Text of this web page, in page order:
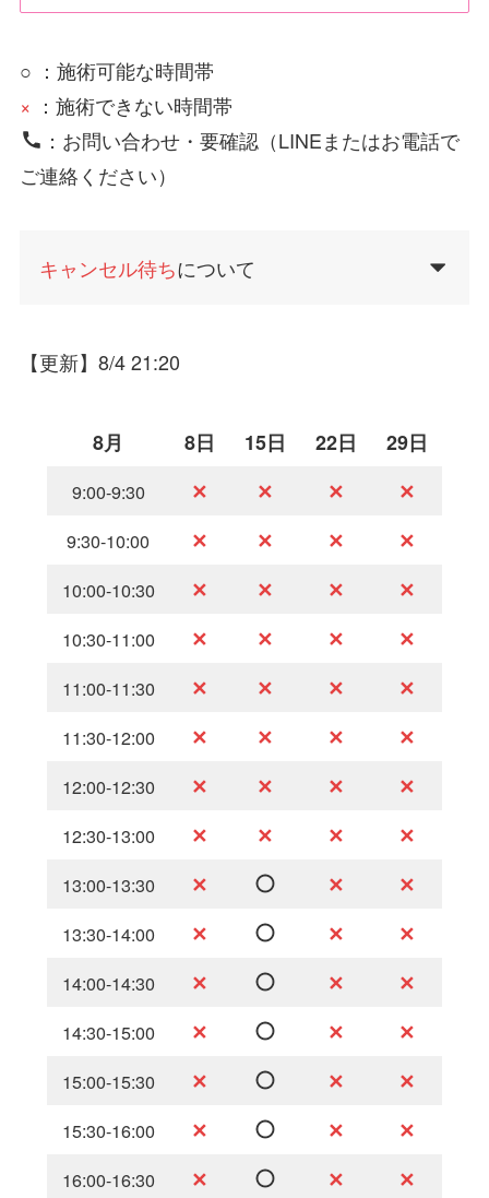
○ ：施術可能な時間帯
× ：施術できない時間帯
：お問い合わせ・要確認（LINEまたはお電話で
ご連絡ください）
キャンセル待ちについて
【更新】8/4 21:20
8月 8日 15日 22日 29日
9:00-9:30 ✕ ✕ ✕ ✕
9:30-10:00 ✕ ✕ ✕ ✕
10:00-10:30 ✕ ✕ ✕ ✕
10:30-11:00 ✕ ✕ ✕ ✕
11:00-11:30 ✕ ✕ ✕ ✕
11:30-12:00 ✕ ✕ ✕ ✕
12:00-12:30 ✕ ✕ ✕ ✕
12:30-13:00 ✕ ✕ ✕ ✕
13:00-13:30 ✕ ✕ ✕
13:30-14:00 ✕ ✕ ✕
14:00-14:30 ✕ ✕ ✕
14:30-15:00 ✕ ✕ ✕
15:00-15:30 ✕ ✕ ✕
15:30-16:00 ✕ ✕ ✕
16:00-16:30 ✕ ✕ ✕